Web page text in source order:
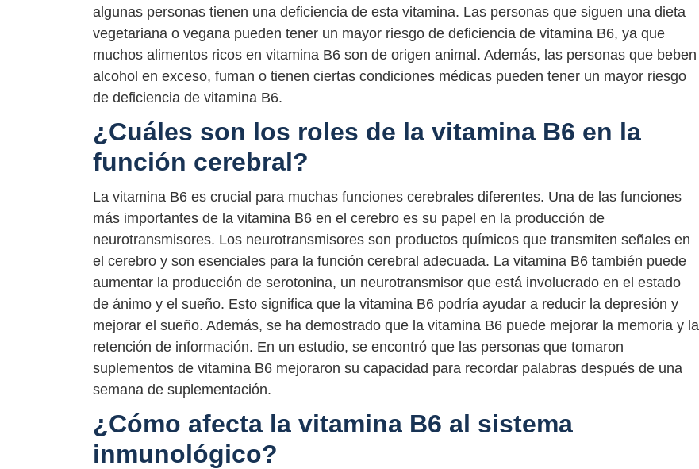
algunas personas tienen una deficiencia de esta vitamina. Las personas que siguen una dieta
vegetariana o vegana pueden tener un mayor riesgo de deficiencia de vitamina B6, ya que
muchos alimentos ricos en vitamina B6 son de origen animal. Además, las personas que beben
alcohol en exceso, fuman o tienen ciertas condiciones médicas pueden tener un mayor riesgo
de deficiencia de vitamina B6.
¿Cuáles son los roles de la vitamina B6 en la
función cerebral?
La vitamina B6 es crucial para muchas funciones cerebrales diferentes. Una de las funciones
más importantes de la vitamina B6 en el cerebro es su papel en la producción de
neurotransmisores. Los neurotransmisores son productos químicos que transmiten señales en
el cerebro y son esenciales para la función cerebral adecuada. La vitamina B6 también puede
aumentar la producción de serotonina, un neurotransmisor que está involucrado en el estado
de ánimo y el sueño. Esto significa que la vitamina B6 podría ayudar a reducir la depresión y
mejorar el sueño. Además, se ha demostrado que la vitamina B6 puede mejorar la memoria y la
retención de información. En un estudio, se encontró que las personas que tomaron
suplementos de vitamina B6 mejoraron su capacidad para recordar palabras después de una
semana de suplementación.
¿Cómo afecta la vitamina B6 al sistema
inmunológico?